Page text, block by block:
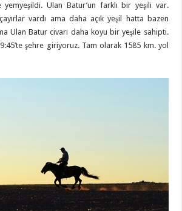
yemyeşildi. Ulan Batur’un farklı bir yeşili var.
vardı ama daha açık yeşil hatta bazen
Ulan Batur civarı daha koyu bir yeşile sahipti.
şehre giriyoruz. Tam olarak 1585 km. yol